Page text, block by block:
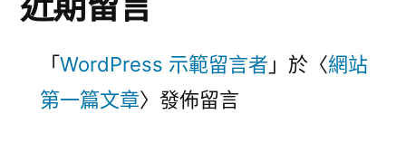
「 WordPress 示範留言者 」於〈網站
第一篇文章〉發佈留言